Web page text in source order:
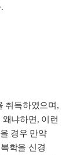
.
취득하였으며 ,
왜냐하면 , 이런
경우 만약
학을 신경